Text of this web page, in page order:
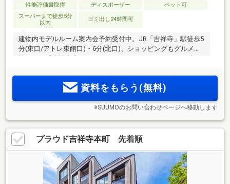
性能評価書取得 ディスポーザー
ペット可
スーパーまで徒歩5分
以内
ゴミ出し24時間可
建物内モデルルーム案内会予約受付中。JR「吉祥寺」駅徒歩5
分(東口/アトレ東館口)・6分(北口)、ショッピングもグルメも
愉しめる「吉祥寺本町」アドレス。ウルトラファインバブル
上階はプレミアムプラン。「ZEH-M Oriented」「低炭素建築
資料をもらう(無料)
※SUUMOのお問い合わせページへ移動します
プラウド吉祥寺本町 先着順